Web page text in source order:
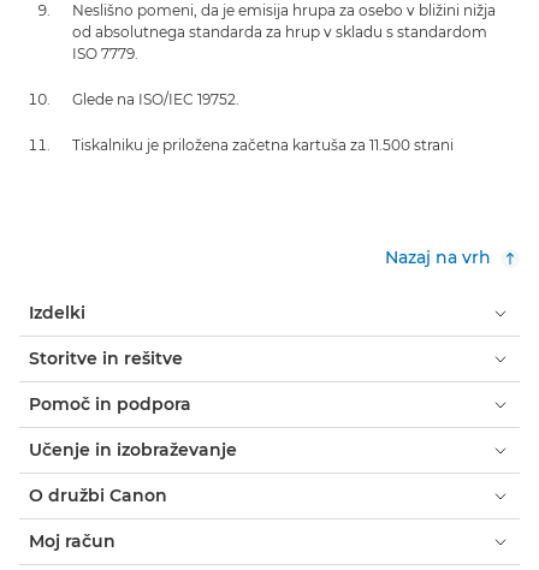
Neslišno pomeni, da je emisija hrupa za osebo v bližini nižja
od absolutnega standarda za hrup v skladu s standardom
ISO 7779.
Glede na ISO/IEC 19752.
Tiskalniku je priložena začetna kartuša za 11.500 strani
Nazaj na vrh
Izdelki
Storitve in rešitve
Pomoč in podpora
Učenje in izobraževanje
O družbi Canon
Moj račun